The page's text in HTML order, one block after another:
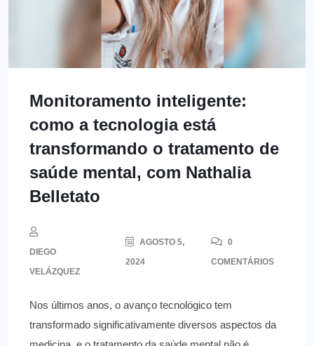
Monitoramento inteligente:
como a tecnologia está
transformando o tratamento de
saúde mental, com Nathalia
Belletato
DIEGO
VELÁZQUEZ
AGOSTO 5,
2024
0
COMENTÁRIOS
Nos últimos anos, o avanço tecnológico tem
transformado significativamente diversos aspectos da